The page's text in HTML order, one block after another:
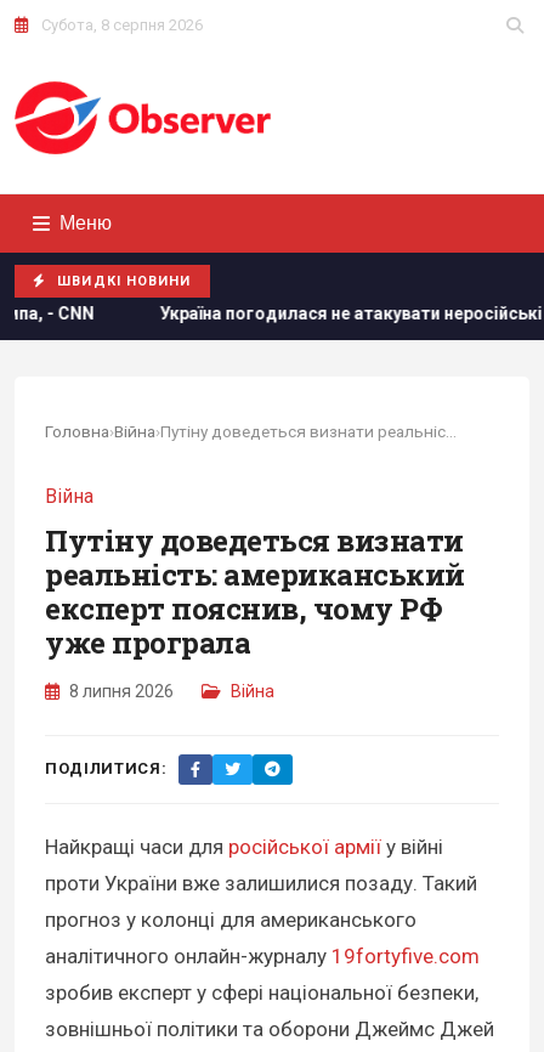
Субота, 8 серпня 2026
Меню
ШВИДКІ НОВИНИ
не атакувати неросійські танкери з нафтою в Чорному
Головна›Війна›
Війна
Путіну доведеться визнати
реальність: американський
експерт пояснив, чому РФ
уже програла
8 липня 2026 Війна
ПОДІЛИТИСЯ:
Найкращі часи для російської армії у війні
проти України вже залишилися позаду. Такий
прогноз у колонці для американського
аналітичного онлайн-журналу 19fortyfive.com
зробив експерт у сфері національної безпеки,
зовнішньої політики та оборони Джеймс Джей